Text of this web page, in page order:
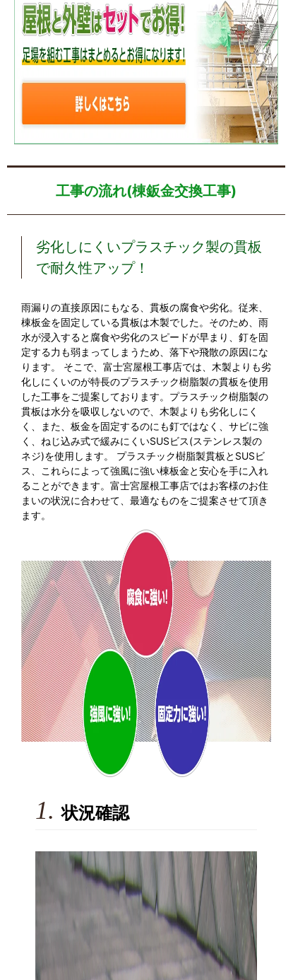
工事の流れ(棟鈑金交換工事)
劣化しにくいプラスチック製の貫板
で耐久性アップ！
雨漏りの直接原因にもなる、貫板の腐食や劣化。従来、
棟板金を固定している貫板は木製でした。そのため、雨
水が浸入すると腐食や劣化のスピードが早まり、釘を固
定する力も弱まってしまうため、落下や飛散の原因にな
ります。 そこで、富士宮屋根工事店では、木製よりも劣
化しにくいのが特長のプラスチック樹脂製の貫板を使用
した工事をご提案しております。プラスチック樹脂製の
貫板は水分を吸収しないので、木製よりも劣化しにく
く、また、板金を固定するのにも釘ではなく、サビに強
く、ねじ込み式で緩みにくいSUSビス(ステンレス製の
ネジ)を使用します。 プラスチック樹脂製貫板とSUSビ
ス、これらによって強風に強い棟板金と安心を手に入れ
ることができます。富士宮屋根工事店ではお客様のお住
まいの状況に合わせて、最適なものをご提案させて頂き
ます。
1. 状況確認